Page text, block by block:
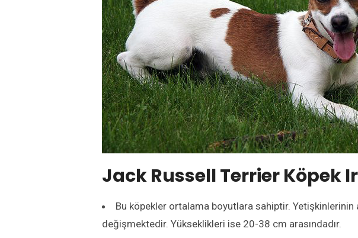
Jack Russell Terrier Köpek
Bu köpekler ortalama boyutlara sahiptir. Yetişkinlerinin
değişmektedir. Yükseklikleri ise 20-38 cm arasındadır.